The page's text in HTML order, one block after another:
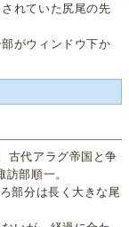
れていた尻尾の先
がウィンドウ下か
古代アラグ帝国と争
部順一。
部分は長く大きな尾